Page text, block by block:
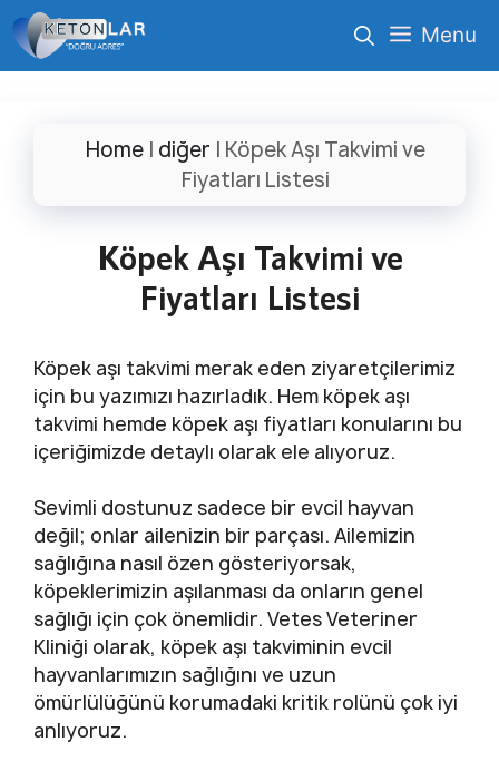
İçeriğe
atla
Menu
Home| diğer | Köpek Aşı Takvimi ve
Fiyatları Listesi
Köpek Aşı Takvimi ve
Fiyatları Listesi
Köpek aşı takvimi merak eden ziyaretçilerimiz
için bu yazımızı hazırladık. Hem köpek aşı
takvimi hemde köpek aşı fiyatları konularını bu
içeriğimizde detaylı olarak ele alıyoruz.
Sevimli dostunuz sadece bir evcil hayvan
değil; onlar ailenizin bir parçası. Ailemizin
sağlığına nasıl özen gösteriyorsak,
köpeklerimizin aşılanması da onların genel
sağlığı için çok önemlidir. Vetes Veteriner
Kliniği olarak, köpek aşı takviminin evcil
hayvanlarımızın sağlığını ve uzun
ömürlülüğünü korumadaki kritik rolünü çok iyi
anlıyoruz.